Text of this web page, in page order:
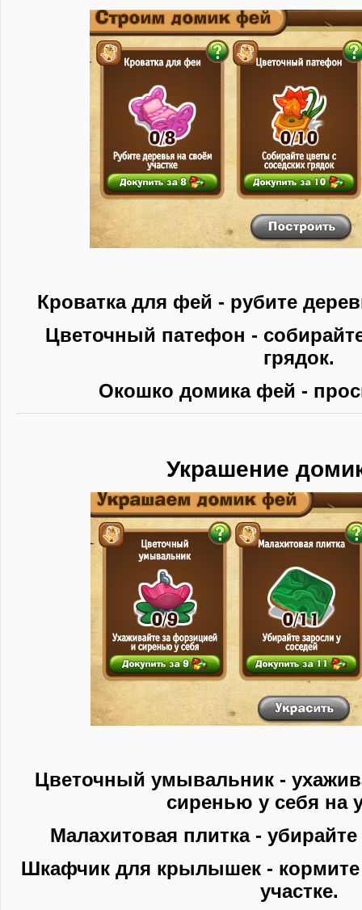
Кроватка для фей - рубите
Цветочный патефон -
грядок.
Окошко домика фей -
Украшение
Цветочный умывальник -
сиренью у себя на
Малахитовая плитка -
Шкафчик для крылышек - кормите
участке.